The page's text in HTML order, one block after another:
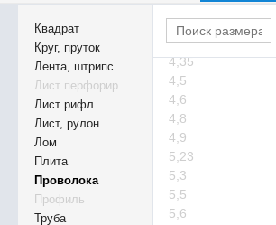
Квадрат
Круг, пруток
Лента, штрипс
Лист перфорир.
Лист рифл.
Лист, рулон
Лом
Плита
Проволока
Профиль
Труба
3,8
3,84
3,9
4,35
4,5
4,6
4,8
4,9
5,23
5,3
5,5
5,6